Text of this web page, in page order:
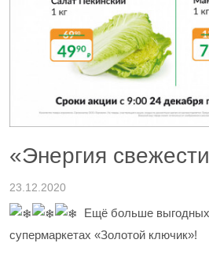
«Энергия
23.12.2020
Ещё больше
супермаркетах «Золотой ключик»!